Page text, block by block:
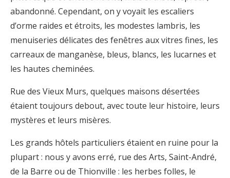
abandonné. Cependant, on y voyait les escaliers
d’orme raides et étroits, les modestes lambris, les
menuiseries délicates des fenêtres aux vitres fines, les
carreaux de manganèse, bleus, blancs, les lucarnes et
les hautes cheminées.
Rue des Vieux Murs, quelques maisons désertées
étaient toujours debout, avec toute leur histoire, leurs
mystères et leurs misères.
Les grands hôtels particuliers étaient en ruine pour la
plupart : nous y avons erré, rue des Arts, Saint-André,
de la Barre ou de Thionville : les herbes folles, le